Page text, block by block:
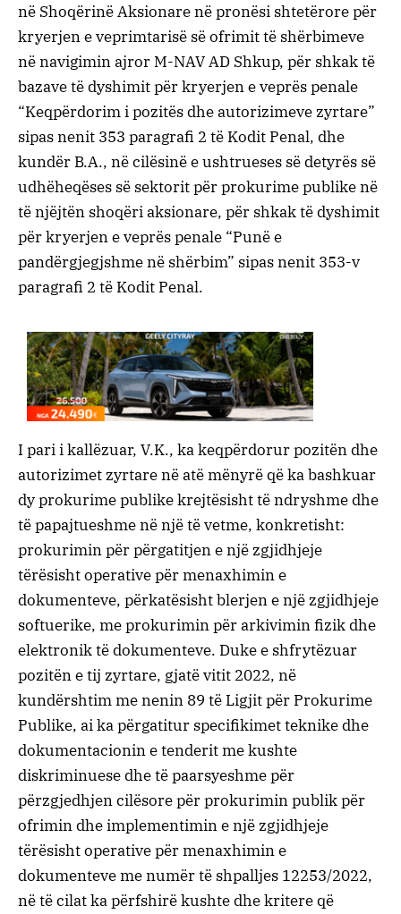
në Shoqërinë Aksionare në pronësi shtetërore për
kryerjen e veprimtarisë së ofrimit të shërbimeve
në navigimin ajror M-NAV AD Shkup, për shkak të
bazave të dyshimit për kryerjen e veprës penale
“Keqpërdorim i pozitës dhe autorizimeve zyrtare”
sipas nenit 353 paragrafi 2 të Kodit Penal, dhe
kundër B.A., në cilësinë e ushtrueses së detyrës së
udhëheqëses së sektorit për prokurime publike në
të njëjtën shoqëri aksionare, për shkak të dyshimit
për kryerjen e veprës penale “Punë e
pandërgjegjshme në shërbim” sipas nenit 353-v
paragrafi 2 të Kodit Penal.
I pari i kallëzuar, V.K., ka keqpërdorur pozitën dhe
autorizimet zyrtare në atë mënyrë që ka bashkuar
dy prokurime publike krejtësisht të ndryshme dhe
të papajtueshme në një të vetme, konkretisht:
prokurimin për përgatitjen e një zgjidhjeje
tërësisht operative për menaxhimin e
dokumenteve, përkatësisht blerjen e një zgjidhjeje
softuerike, me prokurimin për arkivimin fizik dhe
elektronik të dokumenteve. Duke e shfrytëzuar
pozitën e tij zyrtare, gjatë vitit 2022, në
kundërshtim me nenin 89 të Ligjit për Prokurime
Publike, ai ka përgatitur specifikimet teknike dhe
dokumentacionin e tenderit me kushte
diskriminuese dhe të paarsyeshme për
përzgjedhjen cilësore për prokurimin publik për
ofrimin dhe implementimin e një zgjidhjeje
tërësisht operative për menaxhimin e
dokumenteve me numër të shpalljes 12253/2022,
në të cilat ka përfshirë kushte dhe kritere që